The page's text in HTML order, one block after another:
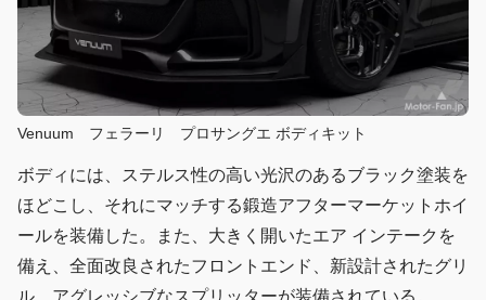
Venuum フェラーリ プロサングエ ボディキット
ボディには、ステルス性の高い光沢のあるブラック塗装を
ほどこし、それにマッチする鍛造アフターマーケットホイ
ールを装備した。また、大きく開いたエア インテークを
備え、全面改良されたフロントエンド、新設計されたグリ